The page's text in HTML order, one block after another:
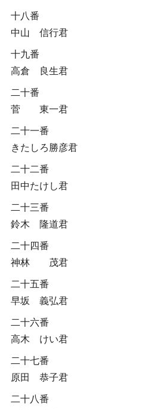
十八番
中山 信行君
十九番
高倉 良生君
二十番
菅 東一君
二十一番
きたしろ勝彦君
二十二番
田中たけし君
二十三番
鈴木 隆道君
二十四番
神林 茂君
二十五番
早坂 義弘君
二十六番
高木 けい君
二十七番
原田 恭子君
二十八番